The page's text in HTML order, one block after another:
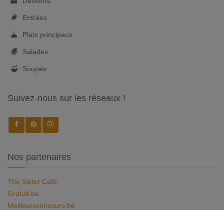
Entrées
Plats principaux
Salades
Soupes
Suivez-nous sur les réseaux !
Nos partenaires
The Sister Café
Gratuit.be
Meilleursconcours.be